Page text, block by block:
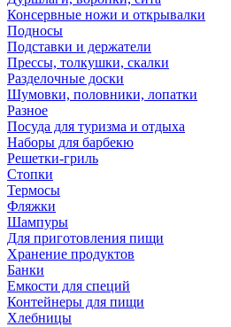
Консервные ножи и открывалки
Подносы
Подставки и держатели
Прессы, толкушки, скалки
Разделочные доски
Шумовки, половники, лопатки
Разное
Посуда для туризма и отдыха
Наборы для барбекю
Решетки-гриль
Стопки
Термосы
Фляжки
Шампуры
Для приготовления пищи
Хранение продуктов
Банки
Емкости для специй
Контейнеры для пищи
Хлебницы